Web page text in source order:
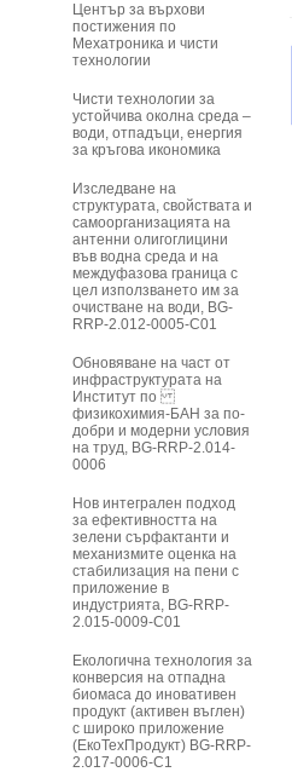
Център за върхови
постижения по
Мехатроника и чисти
технологии
Чисти технологии за
устойчива околна среда –
води, отпадъци, енергия
за кръгова икономика
Изследване на
структурата, свойствата и
самоорганизацията на
антенни олигоглицини
във водна среда и на
междуфазова граница с
цел използването им за
очистване на води, BG-
RRP-2.012-0005-C01
Обновяване на част от
инфраструктурата на
Институт по
физикохимия-БАН за по-
добри и модерни условия
на труд, BG-RRP-2.014-
0006
Нов интегрален подход
за ефективността на
зелени сърфактанти и
механизмите оценка на
стабилизация на пени с
приложение в
индустрията, BG-RRP-
2.015-0009-C01
Екологична технология за
конверсия на отпадна
биомаса до иновативен
продукт (активен въглен)
с широко приложение
(ЕкоТехПродукт) BG-RRP-
2.017-0006-C1